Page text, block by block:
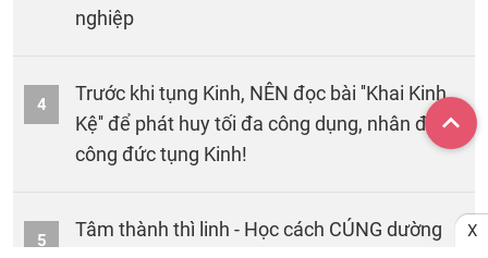
nghiệp
4
Trước khi tụng Kinh, NÊN đọc bài ''Khai Kinh
Kệ'' để phát huy tối đa công dụng, nhân đôi
công đức tụng Kinh!
5
Tâm thành thì linh - Học cách CÚNG dường
X